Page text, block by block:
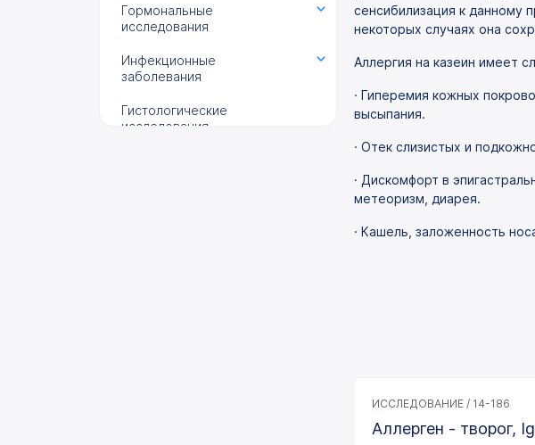
сенсибилизация к данному
некоторых случаях она
Аллергия на казеин имеет
· Гиперемия кожных
высыпания.
· Отек слизистых и
· Дискомфорт в
метеоризм, диарея.
· Кашель, заложенность
ИССЛЕДОВАНИЕ / 14-186
Аллерген - творог,
Гормональные
исследования
Инфекционные
заболевания
Гистологические
исследования